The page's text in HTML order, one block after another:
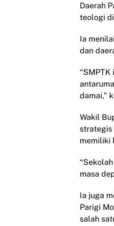
Daerah
teologi
Ia
dan
damai,”
Wakil
strategis
memiliki
masa
Ia juga
Parigi
salah